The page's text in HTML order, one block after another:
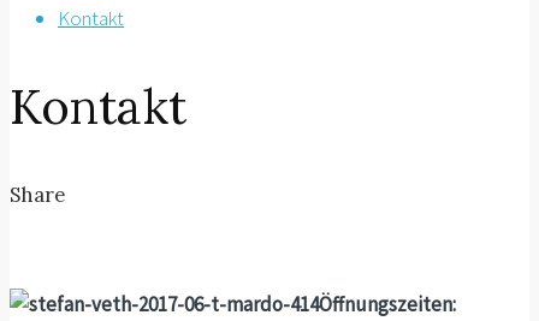
Kontakt
Kontakt
Share
Öffnungszeiten: